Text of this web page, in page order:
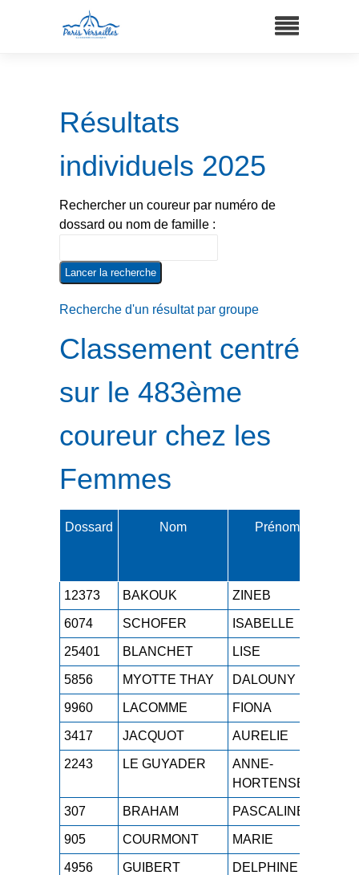
Résultats
individuels 2025
Rechercher un coureur par numéro de
dossard ou nom de famille :
Recherche d'un résultat par groupe
Classement centré
sur le 483ème
coureur chez les
Femmes
Dossard Nom Prénom
12373 BAKOUK ZINEB
6074 SCHOFER ISABELLE
25401 BLANCHET LISE
5856 MYOTTE THAY DALOUNY
9960 LACOMME FIONA
3417 JACQUOT AURELIE
2243 LE GUYADER
ANNE-
HORTENSE
307 BRAHAM PASCALINE
905 COURMONT MARIE
4956 GUIBERT DELPHINE